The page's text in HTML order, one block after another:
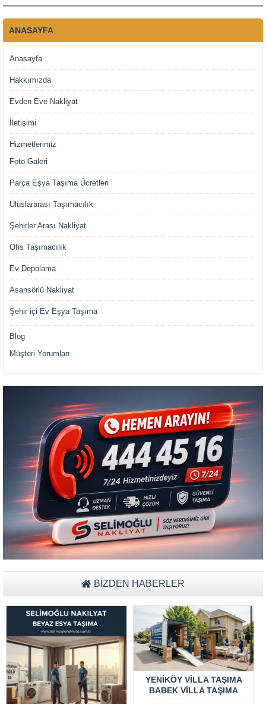
ANASAYFA
Anasayfa
Hakkımızda
Evden Eve Nakliyat
İletişimi
Hizmetlerimiz
Foto Galeri
Parça Eşya Taşıma Ücretleri
Uluslararası Taşımacılık
Şehirler Arası Nakliyat
Ofis Taşımacılık
Ev Depolama
Asansörlü Nakliyat
Şehir içi Ev Eşya Taşıma
Blog
Müşteri Yorumları
BİZDEN HABERLER
YENIKÖY VILLA TAŞIMA
BABEK VILLA TAŞIMA
Müşteri Temsilcisi Fiyat Teklif
al